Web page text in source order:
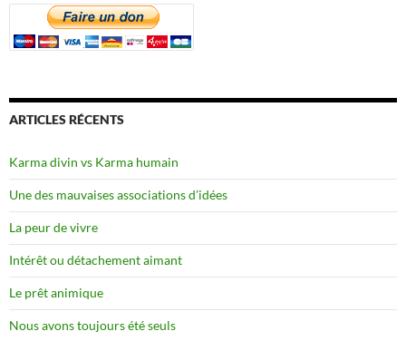
ARTICLES RÉCENTS
Karma divin vs Karma humain
Une des mauvaises associations d’idées
La peur de vivre
Intérêt ou détachement aimant
Le prêt animique
Nous avons toujours été seuls